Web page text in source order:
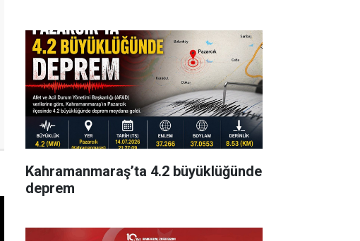
Kahramanmaraş’ta 4.2 büyüklüğünde
deprem